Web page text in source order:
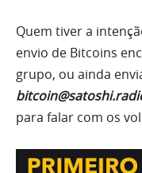
Quem tiver a
envio de Bitcoins
grupo, ou ainda
para falar com os